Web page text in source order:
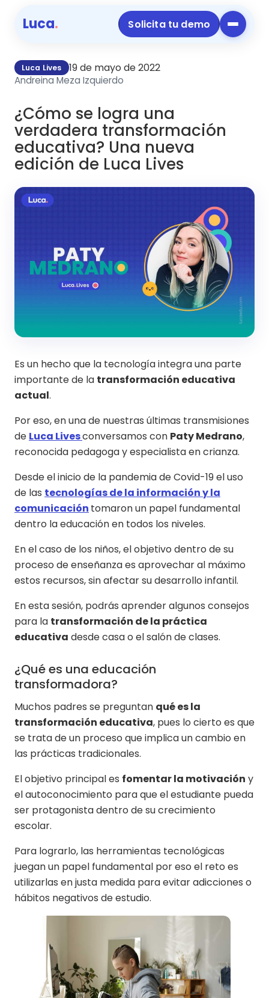
Luca. Solicita tu demo
Luca Lives 19 de mayo de 2022
Andreina Meza Izquierdo
¿Cómo se logra una
verdadera transformación
educativa? Una nueva
edición de Luca Lives
Es un hecho que la tecnología integra una parte
importante de la transformación educativa
actual.
Por eso, en una de nuestras últimas transmisiones
de Luca Livesconversamos con Paty Medrano,
reconocida pedagoga y especialista en crianza.
Desde el inicio de la pandemia de Covid-19 el uso
de las tecnologías de la información y la
comunicación tomaron un papel fundamental
dentro la educación en todos los niveles.
En el caso de los niños, el objetivo dentro de su
proceso de enseñanza es aprovechar al máximo
estos recursos, sin afectar su desarrollo infantil.
En esta sesión, podrás aprender algunos consejos
para la transformación de la práctica
educativa desde casa o el salón de clases.
¿Qué es una educación
transformadora?
Muchos padres se preguntan qué es la
transformación educativa, pues lo cierto es que
se trata de un proceso que implica un cambio en
las prácticas tradicionales.
El objetivo principal es fomentar la motivación y
el autoconocimiento para que el estudiante pueda
ser protagonista dentro de su crecimiento
escolar.
Para lograrlo, las herramientas tecnológicas
juegan un papel fundamental por eso el reto es
utilizarlas en justa medida para evitar adicciones o
hábitos negativos de estudio.